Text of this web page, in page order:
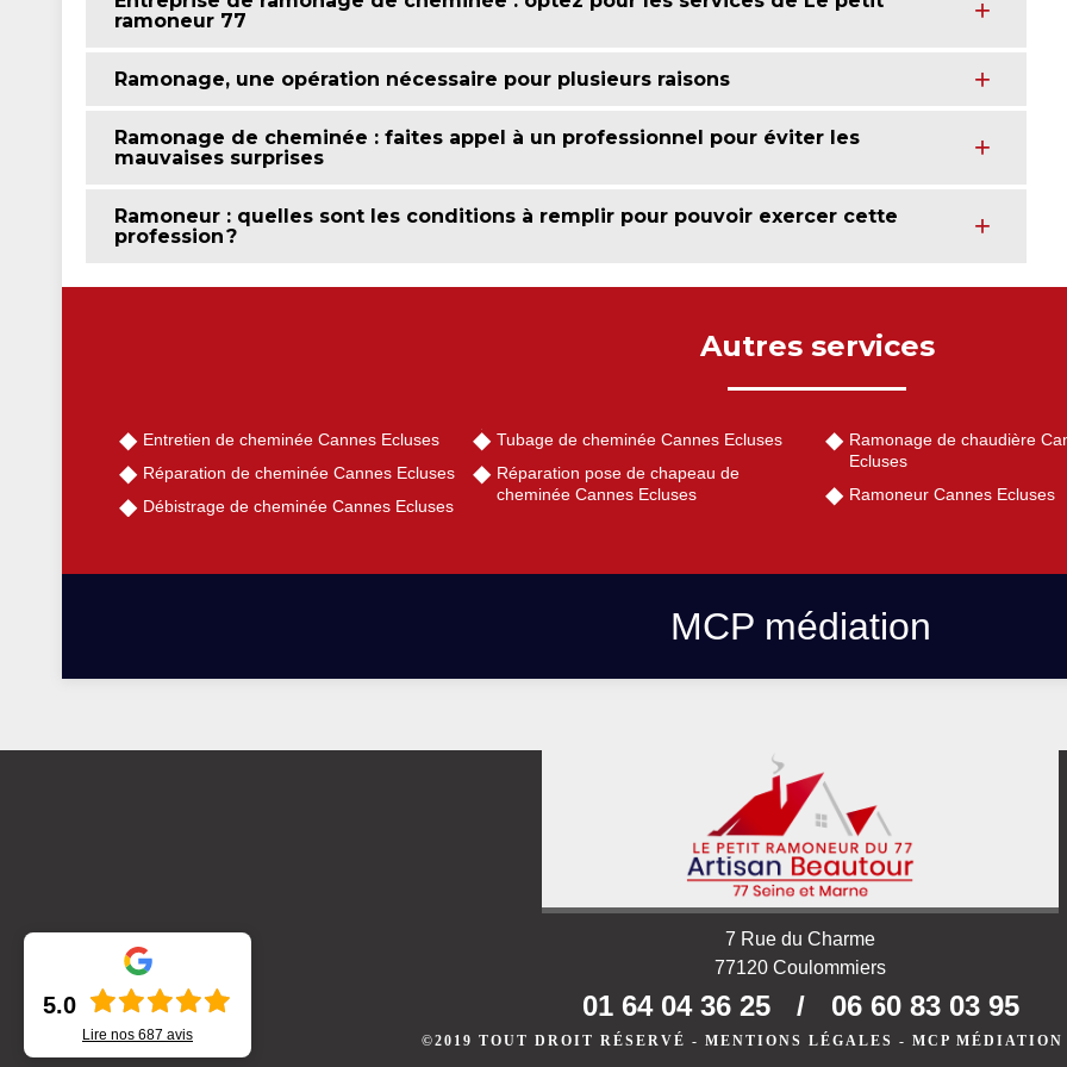
ramoneur 77
Ramonage, une opération nécessaire pour plusieurs raisons
Ramonage de cheminée : faites appel à un professionnel pour éviter les
mauvaises surprises
Ramoneur : quelles sont les conditions à remplir pour pouvoir exercer cette
profession ?
Autres services
Entretien de cheminée Cannes Ecluses
Réparation de cheminée Cannes Ecluses
Débistrage de cheminée Cannes Ecluses
Tubage de cheminée Cannes Ecluses
Réparation pose de chapeau de
cheminée Cannes Ecluses
Ramonage de chaudière
Ecluses
Ramoneur Cannes Ecluses
MCP médiation
7 Rue du Charme
77120 Coulommiers
01 64 04 36 25 / 06 60 83 03 95
©2019 TOUT DROIT RÉSERVÉ - MENTIONS LÉGALES - MCP
5.0
Lire nos 687 avis